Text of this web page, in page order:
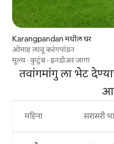
Karangpandan मधील घर
ओमाह लावू करंगपांडन
मूल्य·कुटुंब·इनडोअर जागा
तवांगमांगु ला भेट
महिना सरासरी